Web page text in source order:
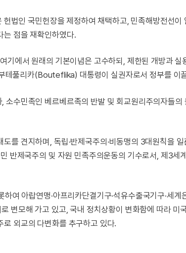
법인 국민헌장을 제정하여 채택하고, 민족해방전선이
는 점을 재확인하였다.
기에서 원래의 기본이념은 고수하되, 제한된 개방과 실
테풀리카(Bouteflika) 대통령이 실권자로서 정부를 이
수민족인 베르베르족의 반발 및 회교원리주의자들의
를 견지하며, 독립·반제국주의·비동맹의 3대원칙을
반제국주의 및 자원 민족주의운동의 기수로서, 제3세
여 아랍연맹·아프리카단결기구·석유수출국기구·세계
변모해 가고 있고, 국내 정치상황이 변화함에 따라 미
외교의 다변화를 추구하고 있다.